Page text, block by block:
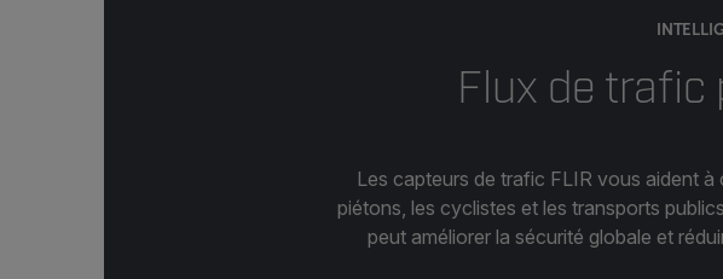
Flux de trafic
Les capteurs de trafic FLIR vous aident
piétons, les cyclistes et les transports
peut améliorer la sécurité globale et